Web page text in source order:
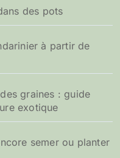
des pots
à partir de
graines : guide
exotique
semer ou planter